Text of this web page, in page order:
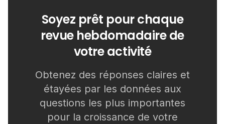
Soyez prêt pour chaque
revue hebdomadaire de
votre activité
Obtenez des réponses claires et
étayées par les données aux
questions les plus importantes
pour la croissance de votre